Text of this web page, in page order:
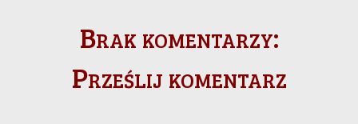
Brak komentarzy:
Prześlij komentarz